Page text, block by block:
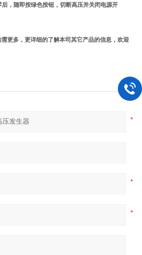
，随即按绿色按钮，切断高压并关闭电源开
更多，更详细的了解本司其它产品的信息，欢迎